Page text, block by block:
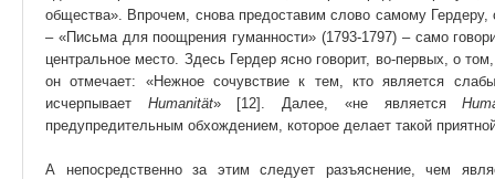
общества». Впрочем, снова предоставим слово самому Гердеру,
– «Письма для поощрения гуманности» (1793-1797) – само
центральное место. Здесь Гердер ясно говорит, во-первых, о
он отмечает: «Нежное сочувствие к тем, кто является
исчерпывает Humanität» [12]. Далее, «не является
предупредительным обхождением, которое делает такой
А непосредственно за этим следует разъяснение, чем